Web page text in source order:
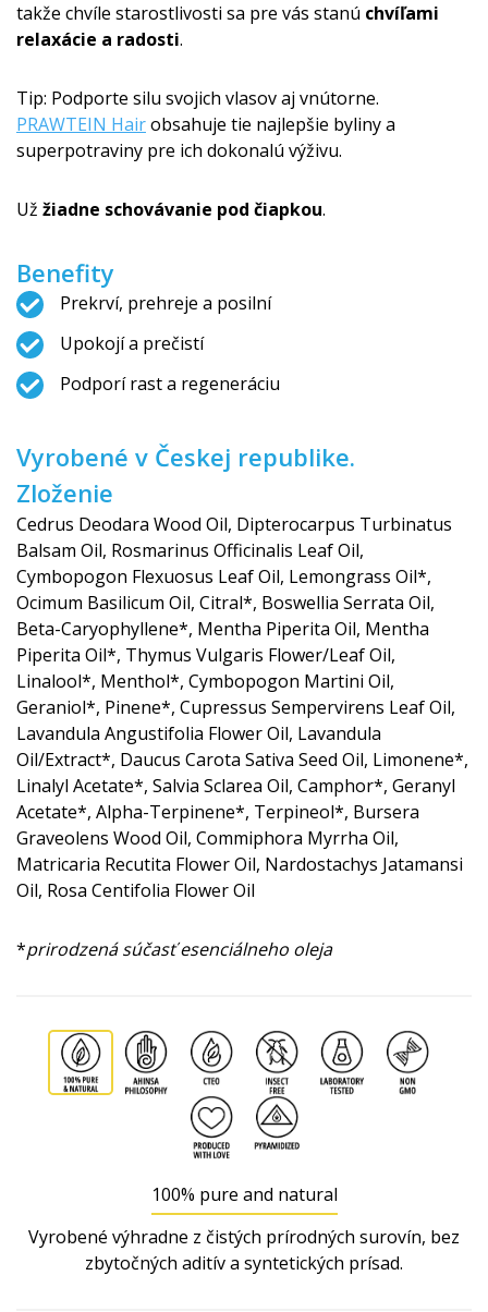
takže chvíle starostlivosti sa pre vás stanú chvíľami
relaxácie a radosti.
Tip: Podporte silu svojich vlasov aj vnútorne.
PRAWTEIN Hairobsahuje tie najlepšie byliny a
superpotraviny pre ich dokonalú výživu.
Už žiadne schovávanie pod čiapkou.
Benefity
Prekrví, prehreje a posilní
Upokojí a prečistí
Podporí rast a regeneráciu
Vyrobené v Českej republike.
Zloženie
Cedrus Deodara Wood Oil, Dipterocarpus Turbinatus
Balsam Oil, Rosmarinus Officinalis Leaf Oil,
Cymbopogon Flexuosus Leaf Oil, Lemongrass Oil*,
Ocimum Basilicum Oil, Citral*, Boswellia Serrata Oil,
Beta-Caryophyllene*, Mentha Piperita Oil, Mentha
Piperita Oil*, Thymus Vulgaris Flower/Leaf Oil,
Linalool*, Menthol*, Cymbopogon Martini Oil,
Geraniol*, Pinene*, Cupressus Sempervirens Leaf Oil,
Lavandula Angustifolia Flower Oil, Lavandula
Oil/Extract*, Daucus Carota Sativa Seed Oil, Limonene*,
Linalyl Acetate*, Salvia Sclarea Oil, Camphor*, Geranyl
Acetate*, Alpha-Terpinene*, Terpineol*, Bursera
Graveolens Wood Oil, Commiphora Myrrha Oil,
Matricaria Recutita Flower Oil, Nardostachys Jatamansi
Oil, Rosa Centifolia Flower Oil
*prirodzená súčasť esenciálneho oleja
100% pure and natural
Vyrobené výhradne z čistých prírodných surovín, bez
zbytočných aditív a syntetických prísad.